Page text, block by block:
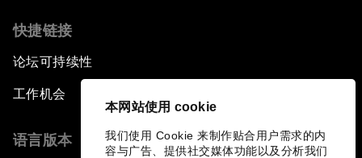
本网站使用 cookie
我们使用 Cookie 来制作贴合用户需求的内
容与广告、提供社交媒体功能以及分析我们
快捷链接
论坛可持续性
工作机会
语言版本